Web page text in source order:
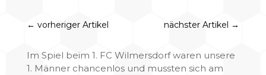
← vorheriger Artikel nächster Artikel →
Im Spiel beim 1. FC Wilmersdorf waren unsere
1. Männer chancenlos und mussten sich am